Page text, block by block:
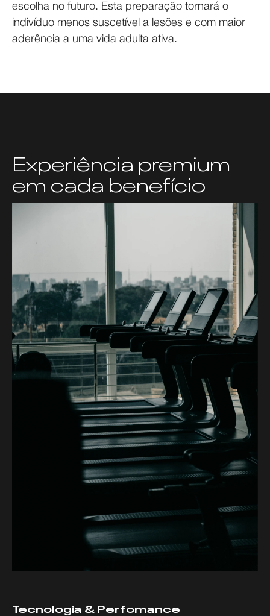
escolha no futuro. Esta preparação tornará o
indivíduo menos suscetível a lesões e com maior
aderência a uma vida adulta ativa.
Experiência premium
em cada benefício
Tecnologia & Perfomance